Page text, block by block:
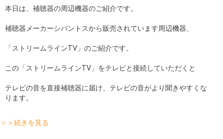
採用
本日は、補聴器の周辺機器のご紹介です。
補聴器メーカーシバントスから販売されています周辺機器、
「ストリームラインTV」のご紹介です。
この「ストリームラインTV」をテレビと接続していただくと
テレビの音を直接補聴器に届け、テレビの音がより聞きやすくな
ります。
＞＞続きを見る